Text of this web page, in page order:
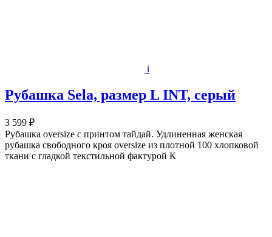
i
Рубашка Sela, размер L INT, серый
3 599 ₽
Рубашка oversize с принтом тайдай. Удлиненная женская
рубашка свободного кроя oversize из плотной 100 хлопковой
ткани с гладкой текстильной фактурой К